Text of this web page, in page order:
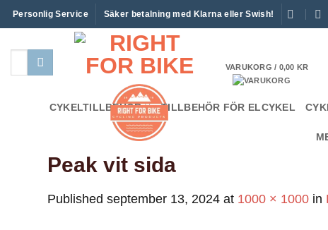
Skip
to
content
Personlig Service Säker betalning med Klarna eller Swish!
VARUKORG / 0,00 KR
CYKELTILLBEHÖR TILLBEHÖR FÖR ELCYKEL
Peak vit sida
Publishedseptember 13, 2024 at 1000 × 1000 in